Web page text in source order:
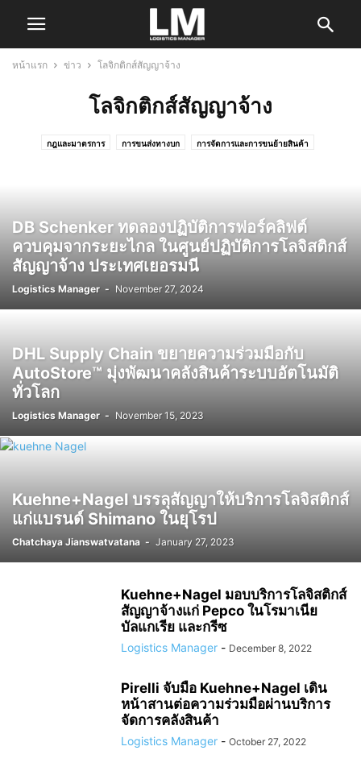
หน้าแรก ข่าว โลจิกติกส์สัญญาจ้าง
โลจิกติกส์สัญญาจ้าง
กฎและมาตรการ การขนส่งทางบก การจัดการและการขนย้ายสินค้า
DB Schenker ทดลองปฏิบัติการฟอร์คลิฟต์
ควบคุมจากระยะไกล ในศูนย์ปฏิบัติการโลจิสติกส์
สัญญาจ้าง ประเทศเยอรมนี
Logistics Manager - November 27, 2024
DHL Supply Chain ขยายความร่วมมือกับ
AutoStore™ มุ่งพัฒนาคลังสินค้าระบบอัตโนมัติ
ทั่วโลก
Logistics Manager - November 15, 2023
Kuehne+Nagel บรรลุสัญญาให้บริการโลจิสติกส์
แก่แบรนด์ Shimano ในยุโรป
Chatchaya Jianswatvatana - January 27, 2023
Kuehne+Nagel มอบบริการโลจิสติกส์
สัญญาจ้างแก่ Pepco ในโรมาเนีย
บัลแกเรีย และกรีซ
Logistics Manager - December 8, 2022
Pirelli จับมือ Kuehne+Nagel เดิน
หน้าสานต่อความร่วมมือผ่านบริการ
จัดการคลังสินค้า
Logistics Manager - October 27, 2022